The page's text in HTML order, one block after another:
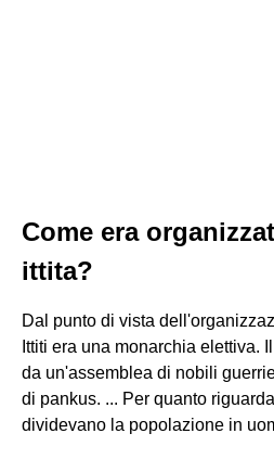
Come era
ittita?
Dal punto di vista
Ittiti era una monarchia elettiva.
da un'assemblea di nobili
di pankus. ... Per quanto
dividevano la popolazione in